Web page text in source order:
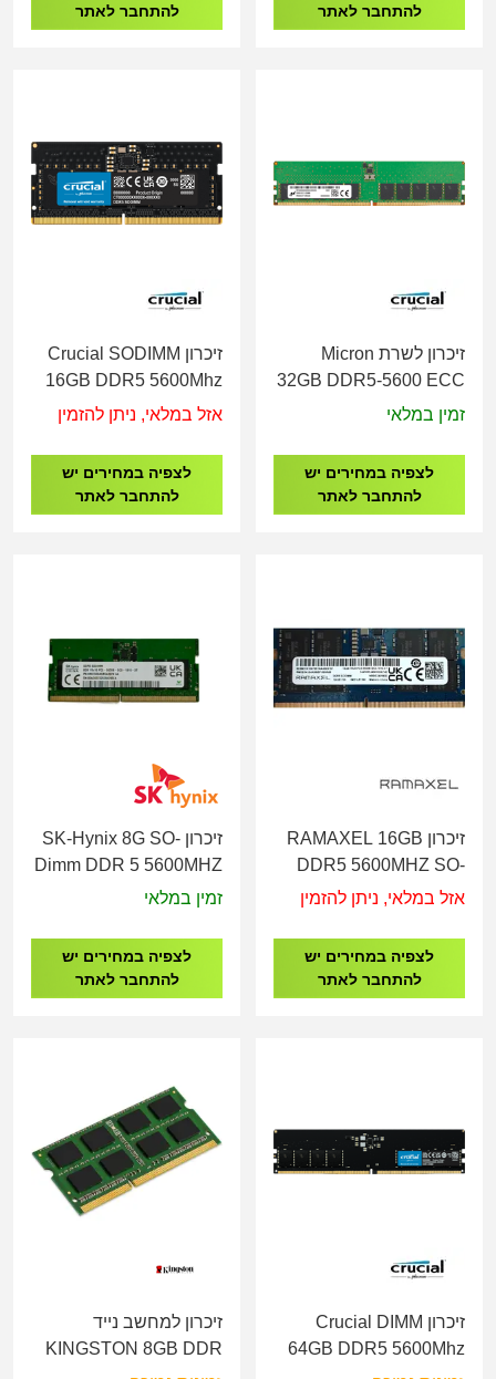
להתחבר לאתר
להתחבר לאתר
זיכרון לשרת Micron
32GB DDR5-5600 ECC
UDIMM 2Rx8 CL46
זמין במלאי
לצפיה במחירים יש
להתחבר לאתר
זיכרון Crucial SODIMM
16GB DDR5 5600Mhz
CL46
אזל במלאי, ניתן להזמין
לצפיה במחירים יש
להתחבר לאתר
זיכרון RAMAXEL 16GB
DDR5 5600MHZ SO-
DIMM
אזל במלאי, ניתן להזמין
לצפיה במחירים יש
להתחבר לאתר
זיכרון SK-Hynix 8G SO-
Dimm DDR 5 5600MHZ
1.1V
זמין במלאי
לצפיה במחירים יש
להתחבר לאתר
זיכרון Crucial DIMM
64GB DDR5 5600Mhz
זיכרון למחשב נייד
KINGSTON 8GB DDR